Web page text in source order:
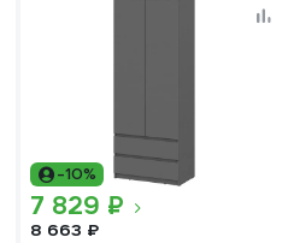
-10%
7 829 ₽
8 663 ₽